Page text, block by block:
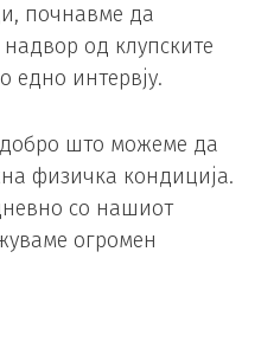
почнавме да
од клупските
едно интервју.
што можеме да
физичка кондиција.
со нашиот
огромен